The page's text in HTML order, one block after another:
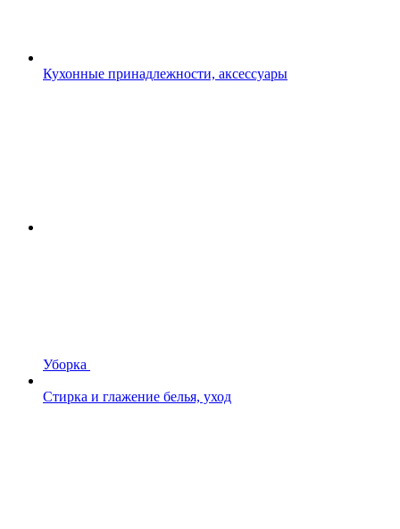
Кухонные принадлежности, аксессуары
Уборка
Стирка и глажение белья, уход